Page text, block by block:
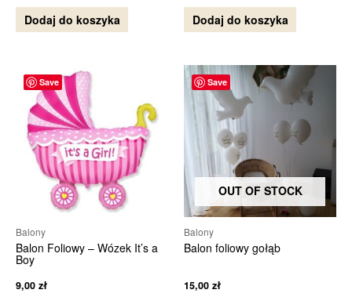
Dodaj do koszyka Dodaj do koszyka
Save
Balony
Balon Foliowy – Wózek It’s a
Boy
9,00 zł
Save
OUT OF STOCK
Balony
Balon foliowy gołąb
15,00 zł